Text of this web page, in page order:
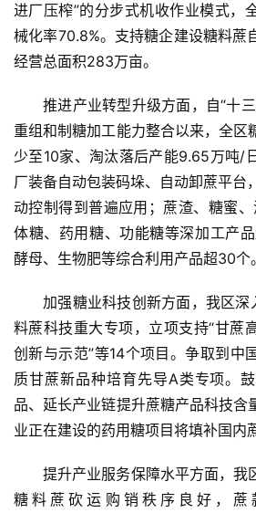
云
糖
网
号
现
货
报
价
专
题
地
道
进厂压榨”的分步式机收作业模式，
械化率70.8%。支持糖企建设糖料蔗
经营总面积283万亩。
推进产业转型升级方面，自“十
重组和制糖加工能力整合以来，全区
少至10家、淘汰落后产能9.65万吨/
厂装备自动包装码垛、自动卸蔗平台
动控制得到普遍应用；蔗渣、糖蜜
体糖、药用糖、功能糖等深加工产
酵母、生物肥等综合利用产品超30个。
加强糖业科技创新方面，我区深
料蔗科技重大专项，立项支持“甘蔗
创新与示范”等14个项目。争取到中
质甘蔗新品种培育先导A类专项。
品、延长产业链提升蔗糖产品科技含
业正在建设的药用糖项目将填补国内
提升产业服务保障水平方面，我
糖料蔗砍运购销秩序良好，蔗